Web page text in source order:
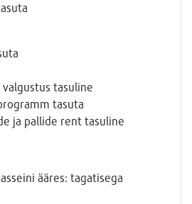
tasuline
tasuta
ja pallide rent tasuline
ääres: tagatisega